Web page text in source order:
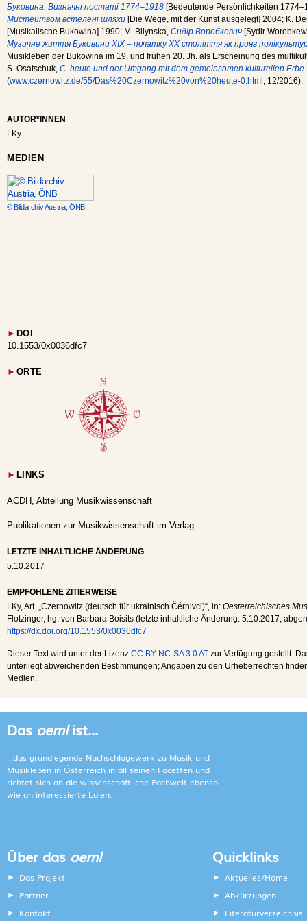
Буковина. Визначні постаті 1774–1918 [Bedeutende Persönlichkeiten
Мистецтвом встелені шляхи [Die Wege, mit der Kunst ausgelegt] 2004; K.
[Musikalische Bukowina] 1990; M. Bilynska, Сидір Воробкевич [Sydir
Музичне життя Буковини ХІХ – початку ХХ століття як прояв
Musikleben der Bukowina im 19. und frühen 20. Jh. als Erscheinung des
S. Osatschuk, C. heute und der Umgang mit dem gemeinsamen kulturellen Erbe
(www.czernowitz.de/55/Das%20Czernowitz%20von%20heute-0.html , 12/2016).
AUTOR*INNEN
LKy
MEDIEN
© Bildarchiv Austria, ÖNB
► DOI
10.1553/0x0036dfc7
► ORTE
► LINKS
ACDH, Abteilung Musikwissenschaft
Publikationen zur Musikwissenschaft im Verlag
LETZTE INHALTLICHE ÄNDERUNG
5.10.2017
EMPFOHLENE ZITIERWEISE
LKy, Art. „Czernowitz (deutsch für ukrainisch Čérnivci)“, in: Oesterreichisches
Flotzinger, hg. von Barbara Boisits (letzte inhaltliche Änderung: 5.10.2017,
https://dx.doi.org/10.1553/0x0036dfc7
Dieser Text wird unter der Lizenz CC BY-NC-SA 3.0 AT zur Verfügung gestellt.
unterliegt abweichenden Bestimmungen; Angaben zu den Urheberrechten
Medien.
Das oemlist...
...das grundlegende Nachschlagewerk zu Musik und
Musikleben in Österreich in all seinen Facetten und
richtet sich an die wissenschaftliche Fachwelt ebenso
wie an interessierte Laien.
Über das oeml
Das Projekt
Partner
Kontakt
Quicklinks
Aktuelles/Home
Abkürzungen
Literaturverzeichnis